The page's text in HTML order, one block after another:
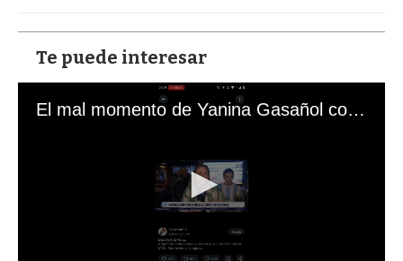
Te puede interesar
El mal momento de Yanina Gasañol con un hincha argentino en "Subrayado"